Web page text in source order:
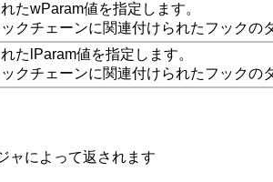
たwParam値を指定します。
クチェーンに関連付けられたフックの
たlParam値を指定します。
クチェーンに関連付けられたフックの
ャによって返されます